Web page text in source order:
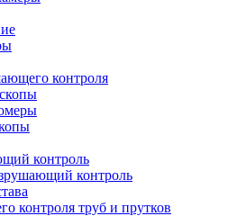
контроля
контроль
контроль
контроля труб и прутков